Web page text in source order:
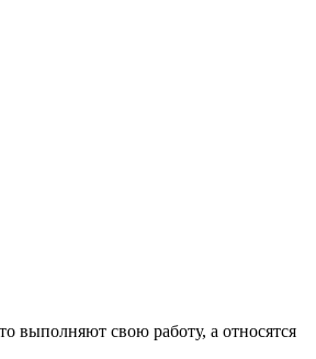
выполняют свою работу, а относятся